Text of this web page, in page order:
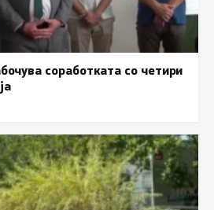
соработката со четири